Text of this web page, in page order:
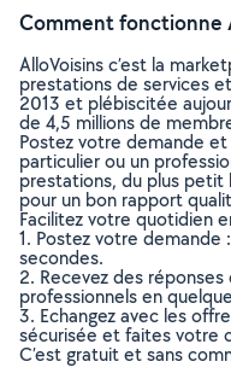
Comment fonctionne
AlloVoisins c’est la
prestations de services
2013 et plébiscitée
de 4,5 millions de
Postez votre demande
particulier ou un
prestations, du plus petit
pour un bon rapport
Facilitez votre quotidien
1. Postez votre demande
secondes.
2. Recevez des
professionnels en
3. Echangez avec les
sécurisée et faites votre
C’est gratuit et sans